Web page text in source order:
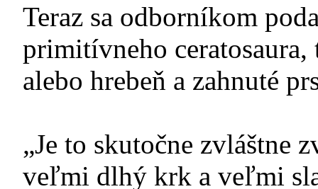
Teraz sa odborníkom
primitívneho
alebo hrebeň a zahnuté
„Je to skutočne zvláštne
veľmi dlhý krk a veľmi